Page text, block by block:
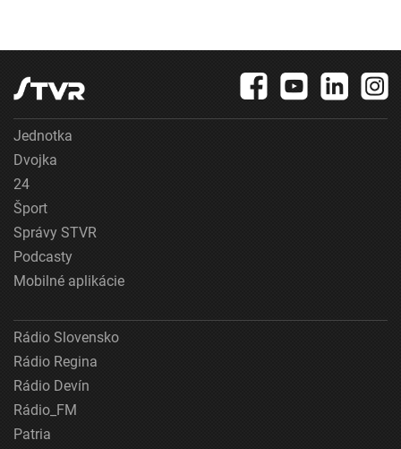
Jednotka
Dvojka
24
Šport
Správy STVR
Podcasty
Mobilné aplikácie
Rádio Slovensko
Rádio Regina
Rádio Devín
Rádio_FM
Patria